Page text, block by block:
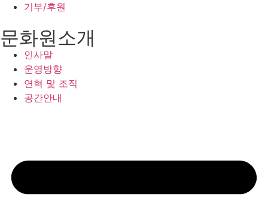
기부/후원
문화원소개
인사말
운영방향
연혁 및 조직
공간안내